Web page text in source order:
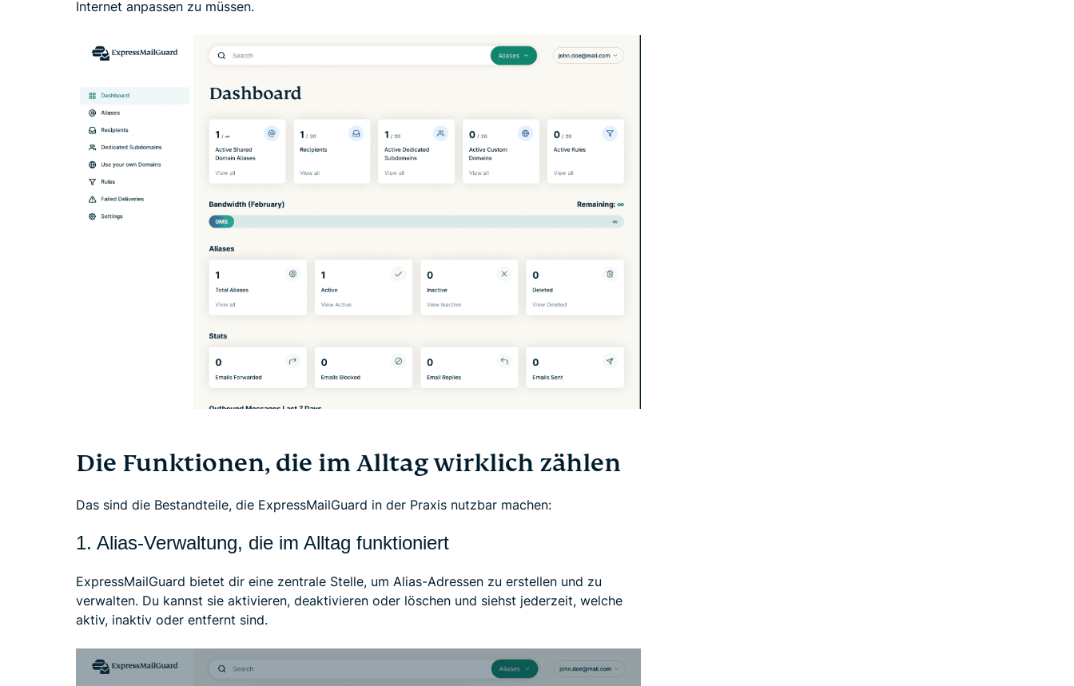
Internet anpassen zu müssen.
Die Funktionen, die im Alltag wirklich zählen
Das sind die Bestandteile, die ExpressMailGuard in der Praxis nutzbar machen:
1. Alias-Verwaltung, die im Alltag funktioniert
ExpressMailGuard bietet dir eine zentrale Stelle, um Alias-Adressen zu erstellen und zu
verwalten. Du kannst sie aktivieren, deaktivieren oder löschen und siehst jederzeit, welche
aktiv, inaktiv oder entfernt sind.